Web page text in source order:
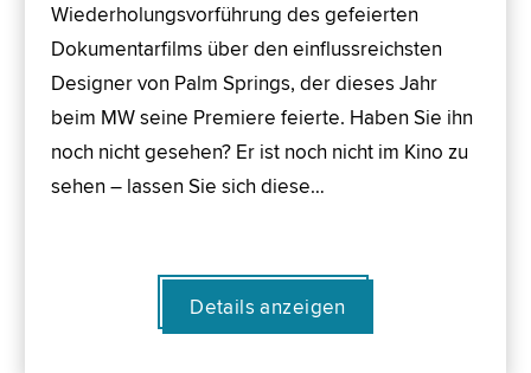
Wiederholungsvorführung des gefeierten
Dokumentarfilms über den einflussreichsten
Designer von Palm Springs, der dieses Jahr
beim MW seine Premiere feierte. Haben Sie ihn
noch nicht gesehen? Er ist noch nicht im Kino zu
sehen – lassen Sie sich diese…
Details anzeigen